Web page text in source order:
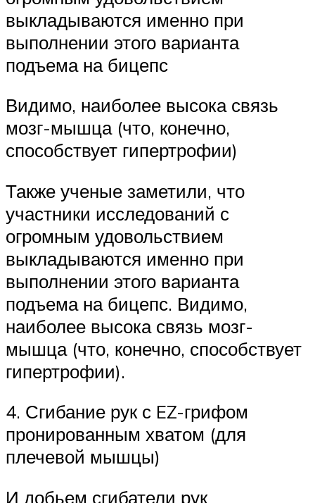
выкладываются именно при
выполнении этого варианта
подъема на бицепс
Видимо, наиболее высока связь
мозг-мышца (что, конечно,
способствует гипертрофии)
Также ученые заметили, что
участники исследований с
огромным удовольствием
выкладываются именно при
выполнении этого варианта
подъема на бицепс. Видимо,
наиболее высока связь мозг-
мышца (что, конечно, способствует
гипертрофии).
4. Сгибание рук с EZ-грифом
пронированным хватом (для
плечевой мышцы)
И добьем сгибатели рук